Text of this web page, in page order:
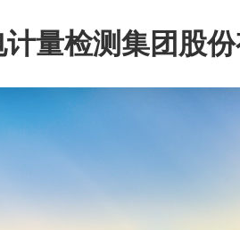
计量检测集团股